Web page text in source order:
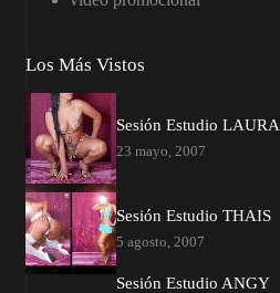
Los Más Vistos
Sesión Estudio LAURA
23 mayo, 2007
Sesión Estudio THAIS
5 agosto, 2007
Sesión Estudio ANGY